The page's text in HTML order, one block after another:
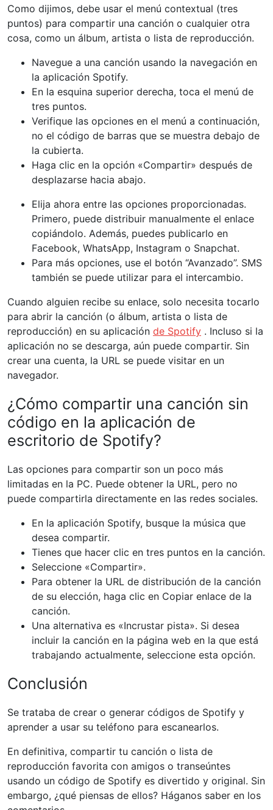
Como dijimos, debe usar el menú contextual (tres
puntos) para compartir una canción o cualquier otra
cosa, como un álbum, artista o lista de reproducción.
Navegue a una canción usando la navegación en
la aplicación Spotify.
En la esquina superior derecha, toca el menú de
tres puntos.
Verifique las opciones en el menú a continuación,
no el código de barras que se muestra debajo de
la cubierta.
Haga clic en la opción «Compartir» después de
desplazarse hacia abajo.
Elija ahora entre las opciones proporcionadas.
Primero, puede distribuir manualmente el enlace
copiándolo. Además, puedes publicarlo en
Facebook, WhatsApp, Instagram o Snapchat.
Para más opciones, use el botón “Avanzado”. SMS
también se puede utilizar para el intercambio.
Cuando alguien recibe su enlace, solo necesita tocarlo
para abrir la canción (o álbum, artista o lista de
reproducción) en su aplicación de Spotify . Incluso si la
aplicación no se descarga, aún puede compartir. Sin
crear una cuenta, la URL se puede visitar en un
navegador.
¿Cómo compartir una canción sin
código en la aplicación de
escritorio de Spotify?
Las opciones para compartir son un poco más
limitadas en la PC. Puede obtener la URL, pero no
puede compartirla directamente en las redes sociales.
En la aplicación Spotify, busque la música que
desea compartir.
Tienes que hacer clic en tres puntos en la canción.
Seleccione «Compartir».
Para obtener la URL de distribución de la canción
de su elección, haga clic en Copiar enlace de la
canción.
Una alternativa es «Incrustar pista». Si desea
incluir la canción en la página web en la que está
trabajando actualmente, seleccione esta opción.
Conclusión
Se trataba de crear o generar códigos de Spotify y
aprender a usar su teléfono para escanearlos.
En definitiva, compartir tu canción o lista de
reproducción favorita con amigos o transeúntes
usando un código de Spotify es divertido y original. Sin
embargo, ¿qué piensas de ellos? Háganos saber en los